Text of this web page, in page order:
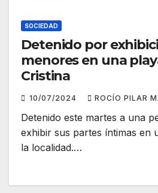
SOCIEDAD
Detenido por
menores en una
Cristina
10/07/2024 ROCÍO PILAR
Detenido este martes a una
exhibir sus partes íntimas en
la localidad.…